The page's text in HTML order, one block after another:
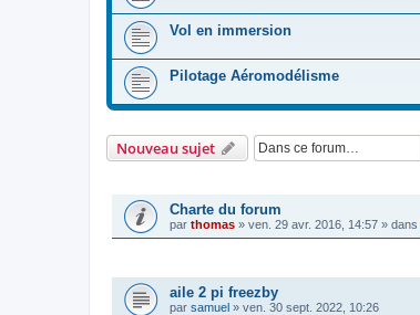
Vol en immersion
Pilotage Aéromodélisme
Nouveau sujet
Charte du forum
par thomas » ven. 29 avr. 2016, 14:57 » dans
aile 2 pi freezby
par samuel » ven. 30 sept. 2022, 10:26